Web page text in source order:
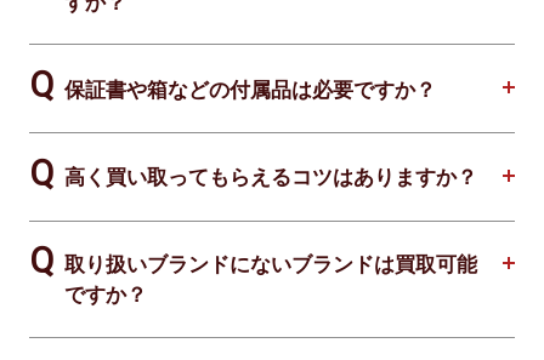
保証書や箱などの付属品は必要ですか？
高く買い取ってもらえるコツはありますか？
取り扱いブランドにないブランドは買取可能
ですか？